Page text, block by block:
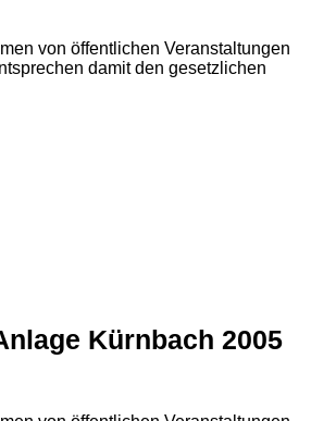
2 3
von öffentlichen Veranstaltungen
damit den gesetzlichen
Kürnbach 2005